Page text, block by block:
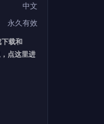
中文
永久有效
下载和
点这里进